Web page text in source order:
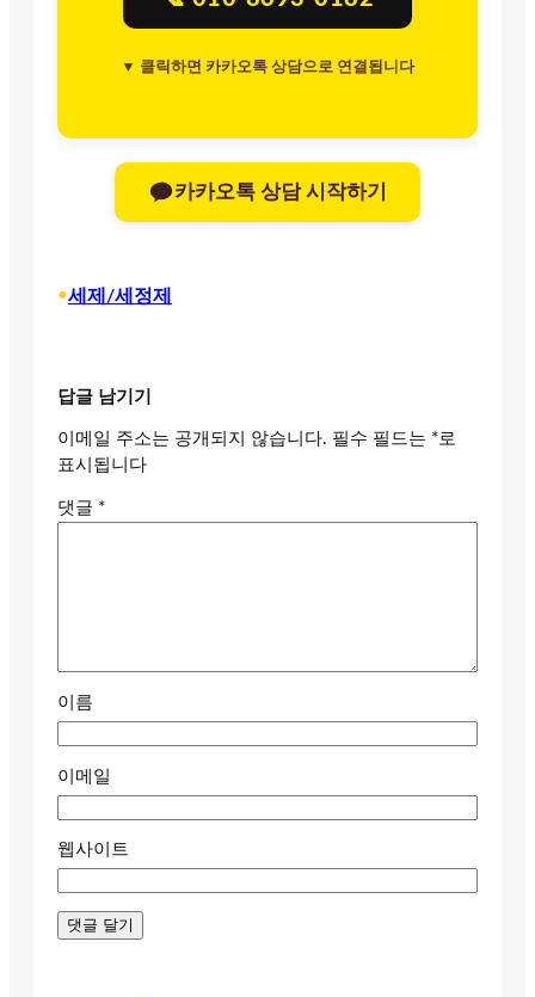
▼ 클릭하면 카카오톡 상담으로 연결됩니다
카카오톡 상담 시작하기
•세제/세정제
답글 남기기
이메일 주소는 공개되지 않습니다. 필수 필드는 *로
표시됩니다
댓글 *
이름
이메일
웹사이트